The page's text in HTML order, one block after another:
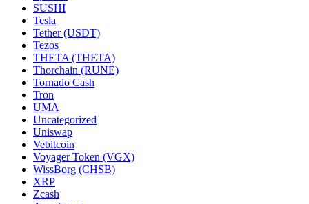
SUSHI
Tesla
Tether (USDT)
Tezos
THETA (THETA)
Thorchain (RUNE)
Tornado Cash
Tron
UMA
Uncategorized
Uniswap
Vebitcoin
Voyager Token (VGX)
WissBorg (CHSB)
XRP
Zcash